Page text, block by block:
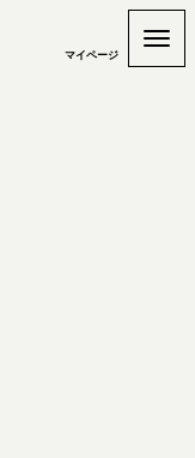
マイページ